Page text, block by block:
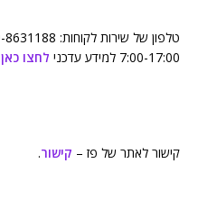
7:00-17:00 למידע עדכני
לחצו כאן
קישור לאתר של פז – קישור.